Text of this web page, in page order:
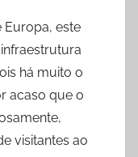
Europa, este
há muito o
acaso que o
visitantes ao